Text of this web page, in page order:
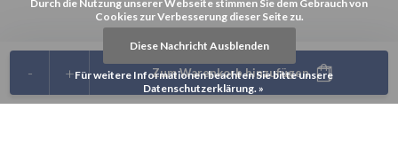
+
- Zum Warenkorb hinzufügen
Durch die Nutzung unserer Webseite stimmen Sie dem Gebrauch von
Cookies zur Verbesserung dieser Seite zu.
Diese Nachricht Ausblenden
Für weitere Informationen beachten Sie bitte unsere
Datenschutzerklärung. »